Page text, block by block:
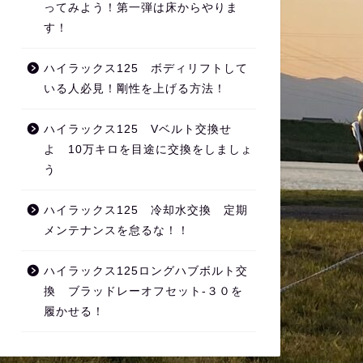
ってみよう！第一弾は床からやりま
す！
ハイラックス125 ボディリフトして
いる人必見！剛性を上げる方法！
ハイラックス125 Vベルト交換せ
よ 10万キロを目途に交換をしましょ
う
ハイラックス125 冷却水交換 定期
メンテナンスを怠るな！！
ハイラックス125ロングハブボルト交
換 ブラッドレーオフセット‐３０を
履かせる！